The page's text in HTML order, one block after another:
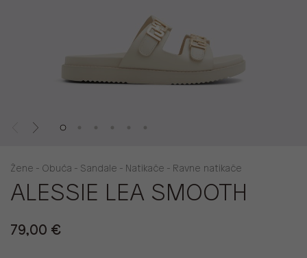
Žene - Obuća - Sandale - Natikače - Ravne natikače
ALESSIE LEA SMOOTH
79,00 €